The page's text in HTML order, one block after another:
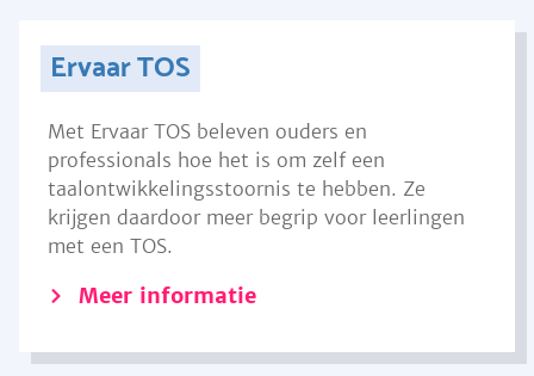
Ervaar TOS
Met Ervaar TOS beleven ouders en
professionals hoe het is om zelf een
taalontwikkelingsstoornis te hebben. Ze
krijgen daardoor meer begrip voor leerlingen
met een TOS.
Meer informatie